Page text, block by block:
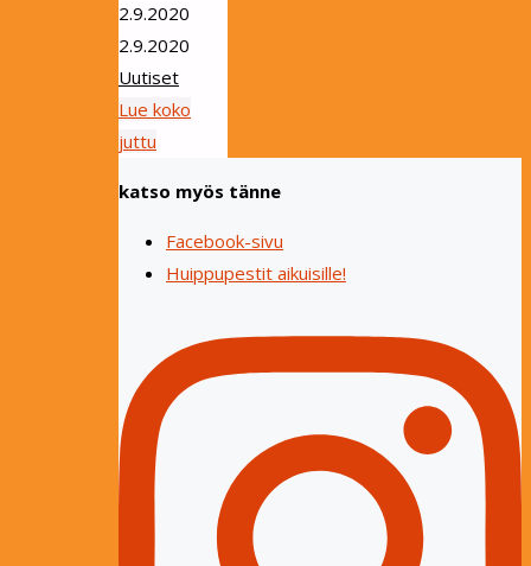
2.9.2020
2.9.2020
Uutiset
Lue koko
juttu
18.-20.9."
katso myös tänne
Facebook-sivu
Huippupestit aikuisille!